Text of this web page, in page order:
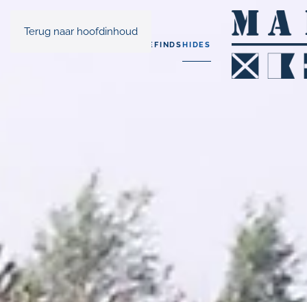
Terug naar hoofdinhoud
MAR-INEFINDSHIDES